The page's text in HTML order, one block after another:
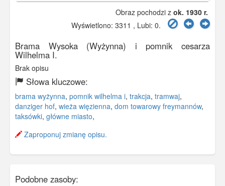
Obraz pochodzi z ok. 1930 r.
Wyświetlono: 3311 , Lubi: 0.
Brama Wysoka (Wyżynna) i pomnik cesarza
Wilhelma I.
Brak opisu
Słowa kluczowe:
brama wyżynna, pomnik wilhelma i, trakcja, tramwaj,
danziger hof, wieża więzienna, dom towarowy freymannów,
taksówki, główne miasto,
Zaproponuj zmianę opisu.
Podobne zasoby: